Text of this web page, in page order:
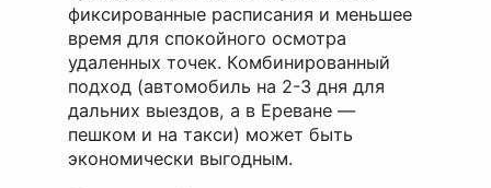
фиксированные расписания и меньшее
время для спокойного осмотра
удаленных точек. Комбинированный
подход (автомобиль на 2-3 дня для
дальних выездов, а в Ереване —
пешком и на такси) может быть
экономически выгодным.